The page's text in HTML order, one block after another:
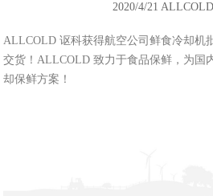
2020/4/21
ALLCOLD 讴科获得航空公司鲜食冷却机
交货！ALLCOLD 致力于食品保鲜，为国
却保鲜方案！